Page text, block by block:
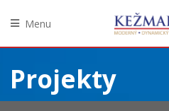
obsah
Menu
Projekty